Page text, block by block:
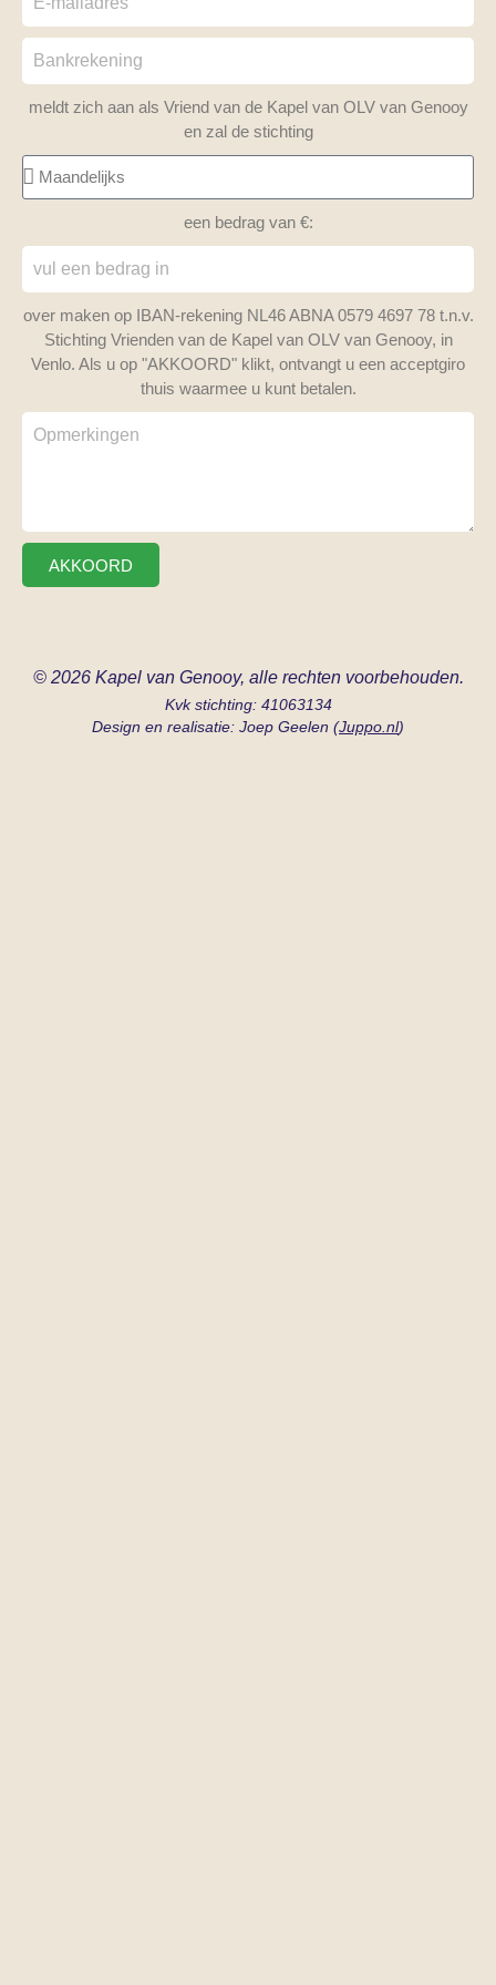
meldt zich aan als Vriend van de Kapel van OLV van Genooy
en zal de stichting
een bedrag van €:
over maken op IBAN-rekening NL46 ABNA 0579 4697 78 t.n.v.
Stichting Vrienden van de Kapel van OLV van Genooy, in
Venlo. Als u op "AKKOORD" klikt, ontvangt u een acceptgiro
thuis waarmee u kunt betalen.
AKKOORD
© 2026 Kapel van Genooy, alle rechten voorbehouden.
Kvk stichting: 41063134
Design en realisatie: Joep Geelen (Juppo.nl)